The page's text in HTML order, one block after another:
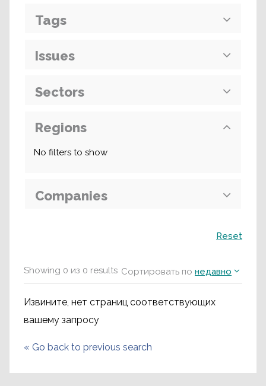
Showing 0 из 0 results Сортировать по недавно
Извините, нет страниц соответствующих
вашему запросу
« Go back to previous search
Tags
Issues
Sectors
Regions
No filters to show
Companies
Reset